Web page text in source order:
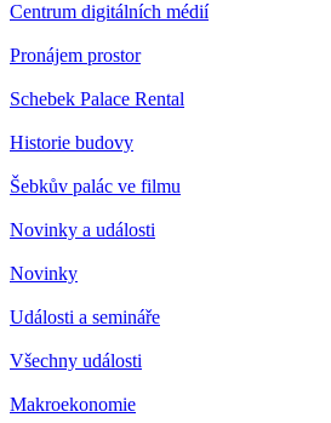
Centrum digitálních médií
Pronájem prostor
Schebek Palace Rental
Historie budovy
Šebkův palác ve filmu
Novinky a události
Novinky
Události a semináře
Všechny události
Makroekonomie